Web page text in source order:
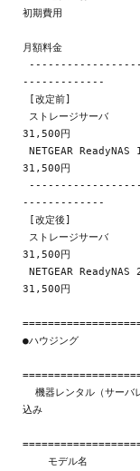
初期費用
月額料金
-------------
31,500円
31,500円
-------------
31,500円
31,500円
●ハウジング
込み